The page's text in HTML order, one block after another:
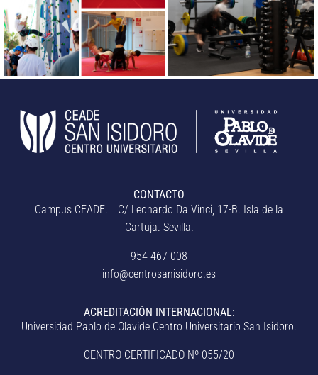
CONTACTO
Campus CEADE. C/ Leonardo Da Vinci, 17-B. Isla de la
Cartuja. Sevilla.
954 467 008
info@centrosanisidoro.es
ACREDITACIÓN INTERNACIONAL:
Universidad Pablo de Olavide Centro Universitario San Isidoro.
CENTRO CERTIFICADO Nº 055/20